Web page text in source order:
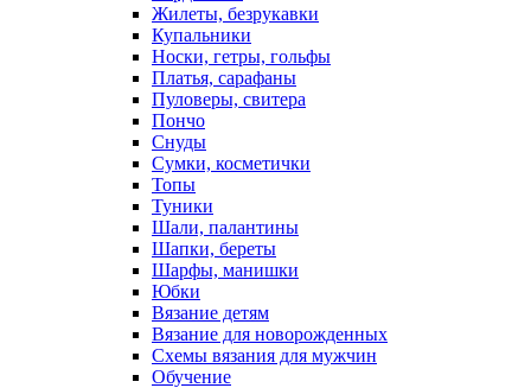
Жилеты, безрукавки
Купальники
Носки, гетры, гольфы
Платья, сарафаны
Пуловеры, свитера
Пончо
Снуды
Сумки, косметички
Топы
Туники
Шали, палантины
Шапки, береты
Шарфы, манишки
Юбки
Вязание детям
Вязание для новорожденных
Схемы вязания для мужчин
Обучение